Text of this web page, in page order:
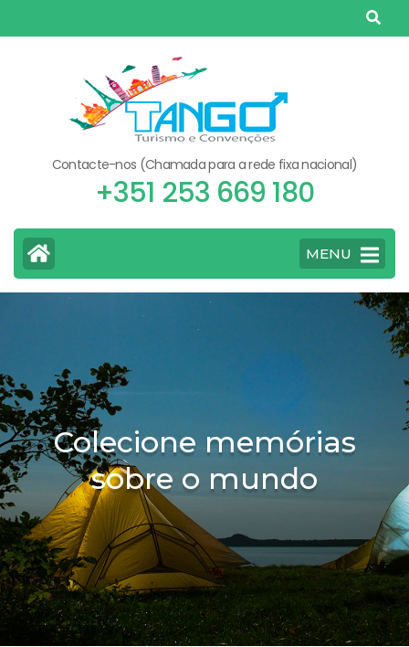
to
Contacte-nos (Chamada para a rede fixa nacional)
+351 253 669 180
MENU
Colecione memórias
sobre o mundo